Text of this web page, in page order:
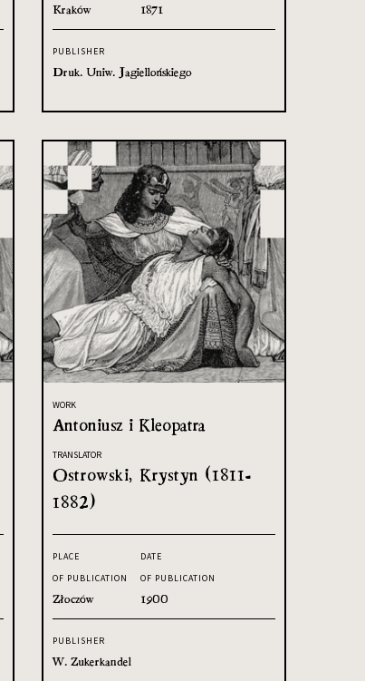
Kraków 1871
PUBLISHER
Druk. Uniw. Jagiellońskiego
WORK
Antoniusz i Kleopatra
TRANSLATOR
Ostrowski, Krystyn (1811-
1882)
PLACE
OF PUBLICATION
Złoczów
DATE
OF PUBLICATION
1900
PUBLISHER
W. Zukerkandel